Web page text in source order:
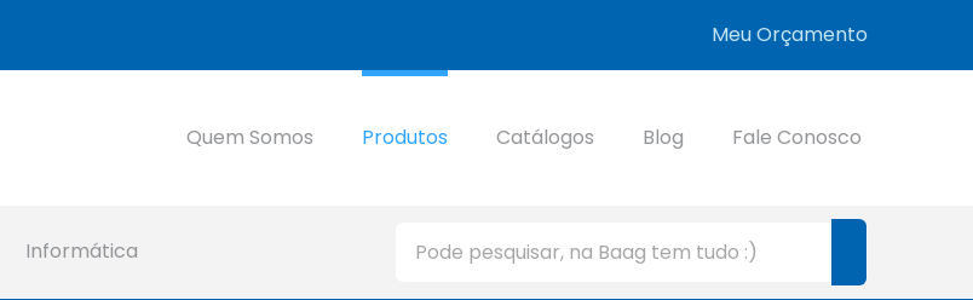
Meu Orçamento
Quem Somos Produtos Catálogos Blog Fale Conosco
Informática